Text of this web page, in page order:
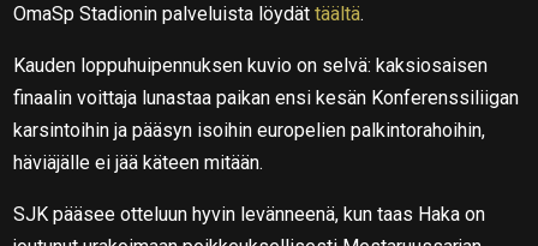
OmaSp Stadionin palveluista löydättäältä.
Kauden loppuhuipennuksen kuvio on selvä: kaksiosaisen
finaalin voittaja lunastaa paikan ensi kesän Konferenssiliigan
karsintoihin ja pääsyn isoihin europelien palkintorahoihin,
häviäjälle ei jää käteen mitään.
SJK pääsee otteluun hyvin levänneenä, kun taas Haka on